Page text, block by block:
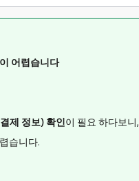
어렵습니다
제 정보) 확인이 필요 하다보니,
습니다.